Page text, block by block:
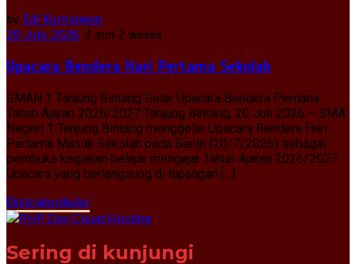
by Edi Kurniawan
20 July 2026 3 min 2 weeks
Upacara Bendera Hari Pertama Sekolah
SMAN 1 Tanjung Bintang Gelar Upacara Bendera Perdana
Tahun Ajaran 2026/2027 Tanjung Bintang, 20 Juli 2026 – SMA
Negeri 1 Tanjung Bintang menggelar Upacara Bendera Hari
Pertama Masuk Sekolah pada Senin (20/7/2026) sebagai
pembuka kegiatan belajar mengajar Tahun Ajaran 2026/2027.
Upacara yang berlangsung di lapangan […]
Ekstrakurikuler
Sering di kunjungi